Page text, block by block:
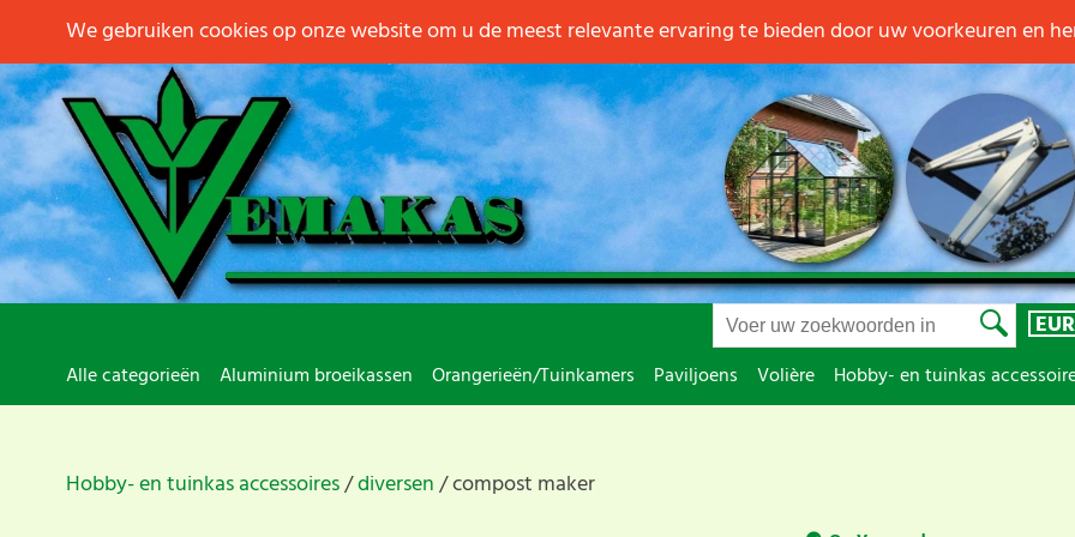
EUR
Alle categorieën Aluminium broeikassen Orangerieën/Tuinkamers Paviljoens Volière Hobby- en tuinkas
Hobby- en tuinkas accessoires diversen compost maker
We gebruiken cookies op onze website om u de meest relevante ervaring te bieden door uw voorkeuren en